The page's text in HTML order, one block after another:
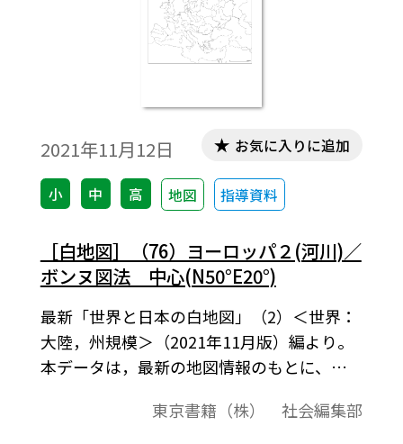
2021年11月12日
小 中 高 地図 指導資料
お気に入りに追加
［白地図］（76）ヨーロッパ２(河川)／
ボンヌ図法 中心(N50°E20°)
最新「世界と日本の白地図」（2）＜世界：
大陸，州規模＞（2021年11月版）編より。
本データは，最新の地図情報のもとに、高
ト作成やワークシート作成などで，自由に
東京書籍（株） 社会編集部